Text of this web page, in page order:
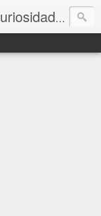
FIRME NA PAÇOCA | Humor, Curiosidades, Tutoriais e Muito mais